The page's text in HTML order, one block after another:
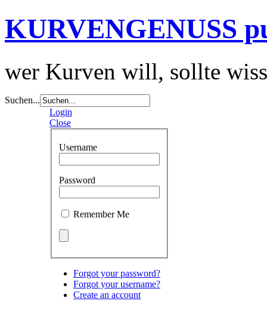
KURVENGENUSS
wer Kurven will, sollte
Suchen...
Login
Close
Username
Password
Remember Me
Forgot your password?
Forgot your username?
Create an account